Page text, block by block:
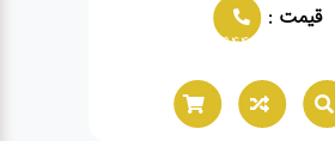
قیمت :
02166021944